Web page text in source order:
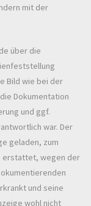
mit der
über die
Bild wie bei der
Dokumentation
und ggf.
war. Der
geladen, zum
erstattet, wegen der
und seine
wohl nicht